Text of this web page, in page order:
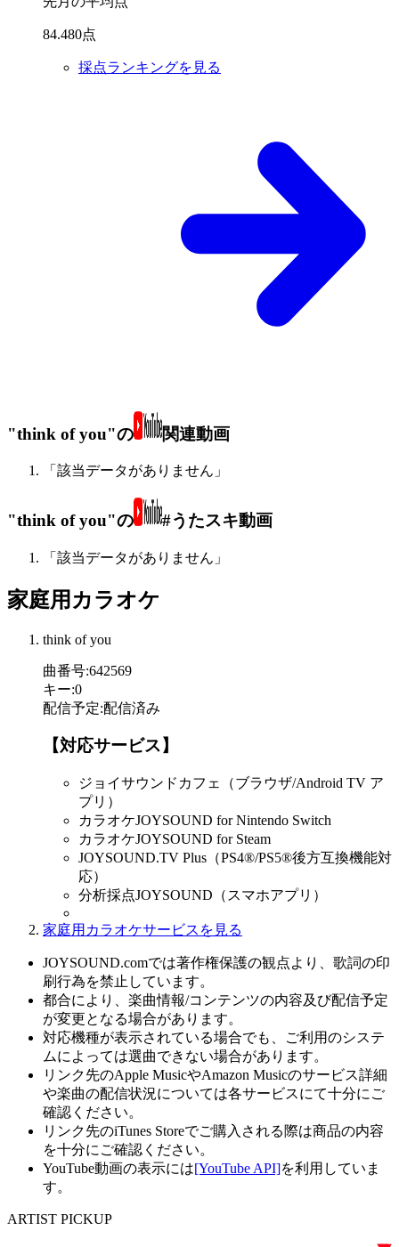
84.480点
採点ランキングを見る
"think of you"の 関連動画
「該当データがありません」
"think of you"の #うたスキ動画
「該当データがありません」
家庭用カラオケ
think of you
曲番号:642569
キー:0
配信予定:配信済み
【対応サービス】
ジョイサウンドカフェ（ブラウザ/Android TV ア
プリ）
カラオケJOYSOUND for Nintendo Switch
カラオケJOYSOUND for Steam
JOYSOUND.TV Plus（PS4®/PS5®後方互換機能対
応）
分析採点JOYSOUND（スマホアプリ）
家庭用カラオケサービスを見る
JOYSOUND.comでは著作権保護の観点より、歌詞の印
刷行為を禁止しています。
都合により、楽曲情報/コンテンツの内容及び配信予定
が変更となる場合があります。
対応機種が表示されている場合でも、ご利用のシステ
ムによっては選曲できない場合があります。
リンク先のApple MusicやAmazon Musicのサービス詳細
や楽曲の配信状況については各サービスにて十分にご
確認ください。
リンク先のiTunes Storeでご購入される際は商品の内容
を十分にご確認ください。
YouTube動画の表示には[YouTube API]を利用していま
す。
ARTIST PICKUP